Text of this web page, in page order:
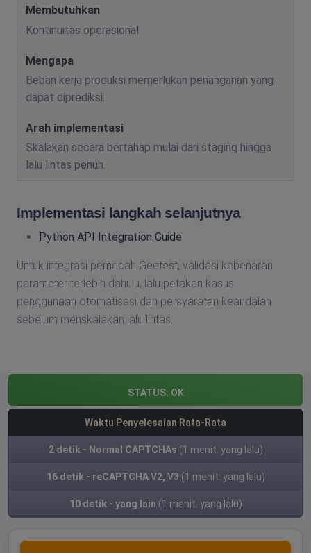
Kontinuitas operasional
Beban kerja produksi memerlukan penanganan yang
dapat diprediksi.
Skalakan secara bertahap mulai dari staging hingga
lalu lintas penuh.
Implementasi langkah selanjutnya
Python API Integration Guide
Untuk integrasi pemecah Geetest, validasi kebenaran
parameter terlebih dahulu, lalu petakan kasus
penggunaan otomatisasi dan persyaratan keandalan
sebelum menskalakan lalu lintas.
STATUS: OK
Waktu Penyelesaian Rata-Rata
2 detik - Normal CAPTCHAs (1 menit. yang lalu)
16 detik - reCAPTCHA V2, V3 (1 menit. yang lalu)
10 detik - yang lain (1 menit. yang lalu)